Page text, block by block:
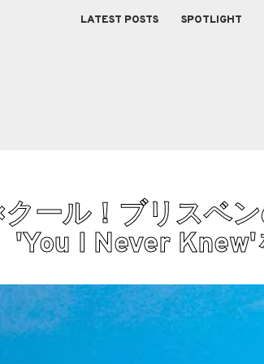
LATEST POSTS SPOTLIGHT
ール！ブリスベ
'You I Never Knew'